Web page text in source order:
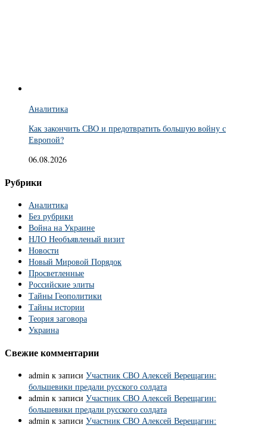
Аналитика
Как закончить СВО и предотвратить большую войну с
Европой?
06.08.2026
Рубрики
Аналитика
Без рубрики
Война на Украине
НЛО Необъявленый визит
Новости
Новый Мировой Порядок
Просветленные
Российские элиты
Тайны Геополитики
Тайны истории
Теория заговора
Украина
Свежие комментарии
admin к записи Участник СВО Алексей Верещагин:
большевики предали русского солдата
admin к записи Участник СВО Алексей Верещагин:
большевики предали русского солдата
admin к записи Участник СВО Алексей Верещагин: